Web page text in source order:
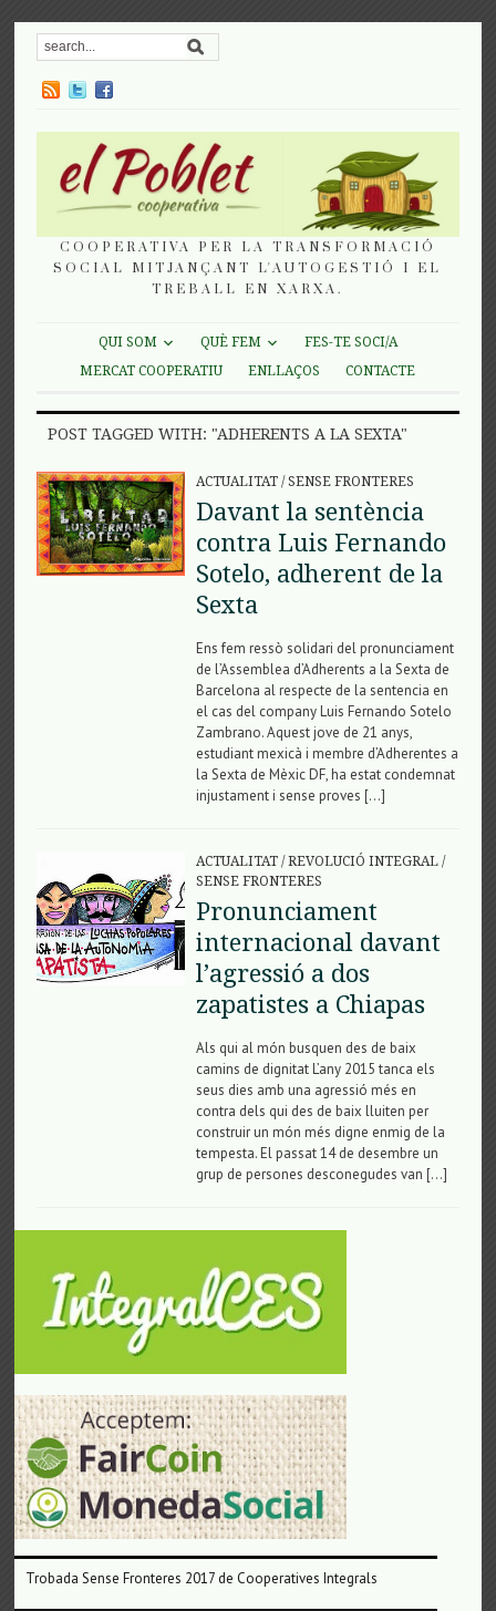
COOPERATIVA PER LA TRANSFORMACIÓ
SOCIAL MITJANÇANT L'AUTOGESTIÓ I EL
TREBALL EN XARXA.
QUI SOM QUÈ FEM
FES-TE SOCI/A
MERCAT COOPERATIU
ENLLAÇOS CONTACTE
POST TAGGED WITH: "ADHERENTS A LA SEXTA"
ACTUALITAT/SENSE FRONTERES
Davant la sentència
contra Luis Fernando
Sotelo, adherent de la
Sexta
Ens fem ressò solidari del pronunciament
de l’Assemblea d’Adherents a la Sexta de
Barcelona al respecte de la sentencia en
el cas del company Luis Fernando Sotelo
Zambrano. Aquest jove de 21 anys,
estudiant mexicà i membre d’Adherentes a
la Sexta de Mèxic DF, ha estat condemnat
injustament i sense proves […]
ACTUALITAT/REVOLUCIÓ INTEGRAL/
SENSE FRONTERES
Pronunciament
internacional davant
l’agressió a dos
zapatistes a Chiapas
Als qui al món busquen des de baix
camins de dignitat L’any 2015 tanca els
seus dies amb una agressió més en
contra dels qui des de baix lluiten per
construir un món més digne enmig de la
tempesta. El passat 14 de desembre un
grup de persones desconegudes van […]
Trobada Sense Fronteres 2017 de Cooperatives Integrals